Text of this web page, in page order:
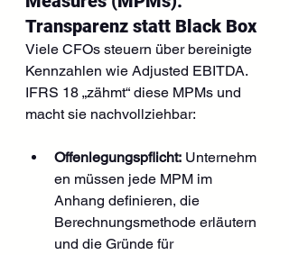
Transparenz statt Black Box
Viele CFOs steuern über bereinigte
Kennzahlen wie Adjusted EBITDA.
IFRS 18 „zähmt“ diese MPMs und
macht sie nachvollziehbar:
Offenlegungspflicht: Unternehm
en müssen jede MPM im
Anhang definieren, die
Berechnungsmethode erläutern
und die Gründe für